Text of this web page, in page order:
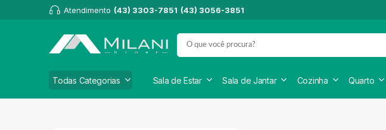
Atendimento (43) 3303-7851 (43) 3056-3851
Todas Categorias Sala de Estar Sala de Jantar Cozinha Quarto